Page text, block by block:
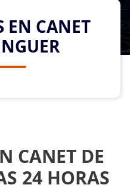
EN CANET
CANET DE
24 HORAS